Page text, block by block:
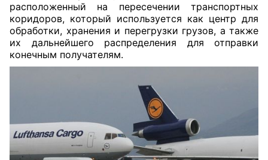
расположенный на пересечении транспортных
коридоров, который используется как центр для
обработки, хранения и перегрузки грузов, а также
их дальнейшего распределения для отправки
конечным получателям.